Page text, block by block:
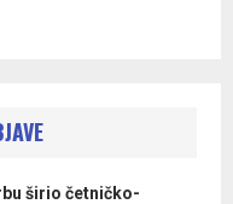
širio četničko-